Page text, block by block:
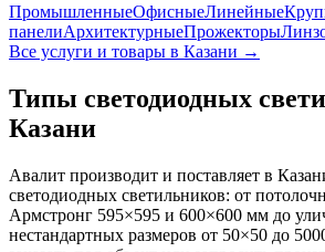
ПромышленныеОфисныеЛинейные
панелиАрхитектурныеПрожекторы
Все услуги и товары в Казани →
Типы светодиодных
Казани
Авалит производит и поставляет в
светодиодных светильников: от
Армстронг 595×595 и 600×600 мм до
нестандартных размеров от 50×50 до